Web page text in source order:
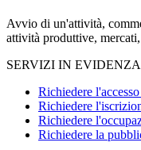
Avvio di un'attività,
attività produttive,
SERVIZI IN EVIDENZA
Richiedere
Richiedere
Richiedere
Richiedere la